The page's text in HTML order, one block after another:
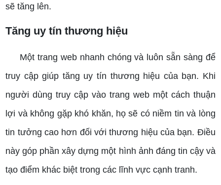
sẽ tăng lên.
Tăng uy tín thương hiệu
Một trang web nhanh chóng và luôn sẵn sàng để
truy cập giúp tăng uy tín thương hiệu của bạn. Khi
người dùng truy cập vào trang web một cách thuận
lợi và không gặp khó khăn, họ sẽ có niềm tin và lòng
tin tưởng cao hơn đối với thương hiệu của bạn. Điều
này góp phần xây dựng một hình ảnh đáng tin cậy và
tạo điểm khác biệt trong các lĩnh vực cạnh tranh.